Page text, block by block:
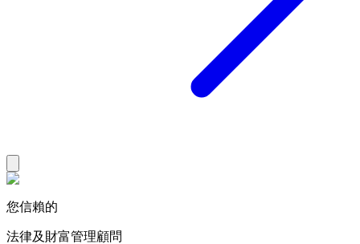
您信賴的
法律及財富管理顧問